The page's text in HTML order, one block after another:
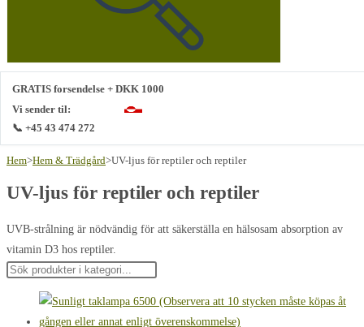
GRATIS forsendelse + DKK 1000
Vi sender til:
📞 +45 43 474 272
Hem>Hem & Trädgård>UV-ljus för reptiler och reptiler
UV-ljus för reptiler och reptiler
UVB-strålning är nödvändig för att säkerställa en hälsosam absorption av
vitamin D3 hos reptiler.